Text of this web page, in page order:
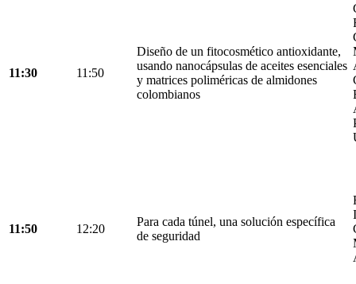
11:30 11:50
Diseño de un fitocosmético antioxidante,
usando nanocápsulas de aceites esenciales
y matrices poliméricas de almidones
colombianos
11:50 12:20
Para cada túnel, una solución específica
de seguridad